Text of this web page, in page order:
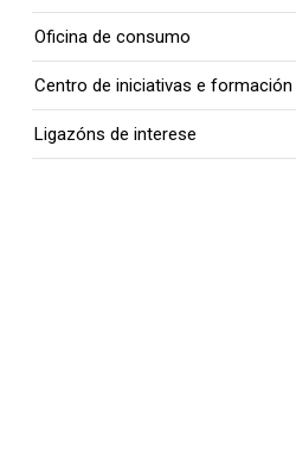
Oficina de consumo
Centro de iniciativas e formación
Ligazóns de interese